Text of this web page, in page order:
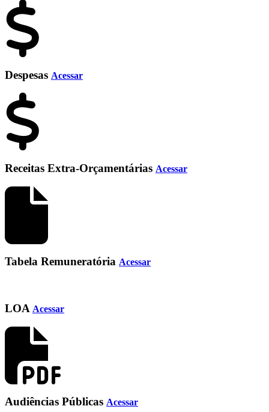
Despesas Acessar
Receitas Extra-Orçamentárias Acessar
Tabela Remuneratória Acessar
LOA Acessar
Audiências Públicas Acessar